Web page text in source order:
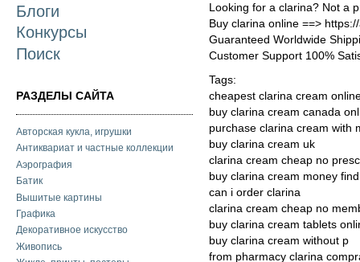
Блоги
Конкурсы
Поиск
РАЗДЕЛЫ САЙТА
Авторская кукла, игрушки
Антиквариат и частные коллекции
Аэрография
Батик
Вышитые картины
Графика
Декоративное искусство
Живопись
Looking for a clarina? Not a
Buy clarina online ==>
Guaranteed Worldwide
Customer Support 100%
Tags:
cheapest clarina cream
buy clarina cream canada
purchase clarina cream with
buy clarina cream uk
clarina cream cheap no
buy clarina cream money find
can i order clarina
clarina cream cheap no
buy clarina cream tablets
buy clarina cream without p
from pharmacy clarina